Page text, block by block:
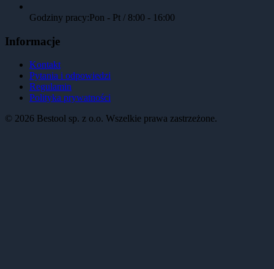
Godziny pracy:Pon - Pt / 8:00 - 16:00
Informacje
Kontakt
Pytania i odpowiedzi
Regulamin
Polityka prywatności
© 2026 Bestool sp. z o.o. Wszelkie prawa zastrzeżone.